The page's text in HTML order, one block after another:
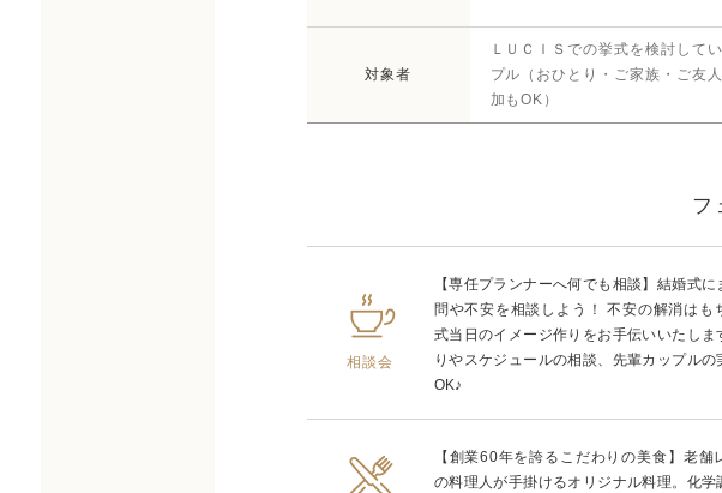
対象者
ＬＵＣＩＳでの挙式を検討して
プル（おひとり・ご家族・ご友
加もOK）
フ
相談会
【専任プランナーへ何でも相談】結婚式に
問や不安を相談しよう！ 不安の解消はも
式当日のイメージ作りをお手伝いいたし
りやスケジュールの相談、先輩カップルの
OK♪
【創業60年を誇るこだわりの美食】老舗
の料理人が手掛けるオリジナル料理。化学